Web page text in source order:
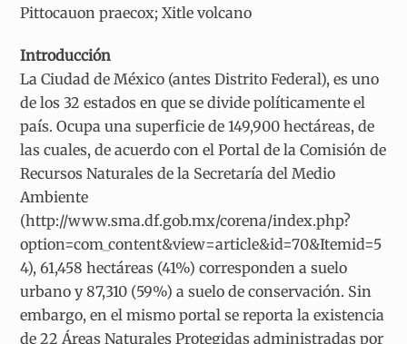
Pittocauon praecox; Xitle volcano
Introducción
La Ciudad de México (antes Distrito Federal), es uno
de los 32 estados en que se divide políticamente el
país. Ocupa una superficie de 149,900 hectáreas, de
las cuales, de acuerdo con el Portal de la Comisión de
Recursos Naturales de la Secretaría del Medio
Ambiente
(http://www.sma.df.gob.mx/corena/index.php?
option=com_content&view=article&id=70&Itemid=5
4), 61,458 hectáreas (41%) corresponden a suelo
urbano y 87,310 (59%) a suelo de conservación. Sin
embargo, en el mismo portal se reporta la existencia
de 22 Áreas Naturales Protegidas administradas por